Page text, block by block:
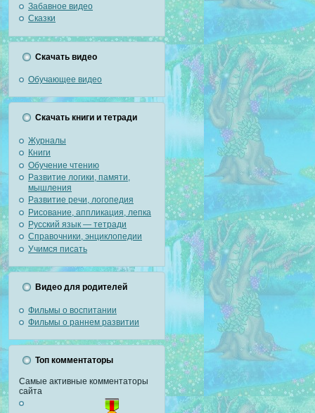
Забавное видео
Сказки
Скачать видео
Обучающее видео
Скачать книги и тетради
Журналы
Книги
Обучение чтению
Развитие логики, памяти,
мышления
Развитие речи, логопедия
Рисование, аппликация, лепка
Русский язык — тетради
Справочники, энциклопедии
Учимся писать
Видео для родителей
Фильмы о воспитании
Фильмы о раннем развитии
Топ комментаторы
Самые активные комментаторы
сайта